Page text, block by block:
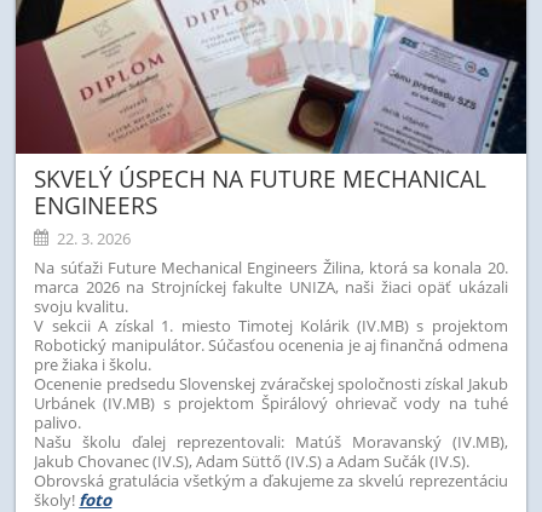
SKVELÝ ÚSPECH NA FUTURE MECHANICAL
ENGINEERS
22. 3. 2026
Na súťaži Future Mechanical Engineers Žilina, ktorá sa konala 20.
marca 2026 na Strojníckej fakulte UNIZA, naši žiaci opäť ukázali
svoju kvalitu.
V sekcii A získal 1. miesto Timotej Kolárik (IV.MB) s projektom
Robotický manipulátor. Súčasťou ocenenia je aj finančná odmena
pre žiaka i školu.
Ocenenie predsedu Slovenskej zváračskej spoločnosti získal Jakub
Urbánek (IV.MB) s projektom Špirálový ohrievač vody na tuhé
palivo.
Našu školu ďalej reprezentovali: Matúš Moravanský (IV.MB),
Jakub Chovanec (IV.S), Adam Süttő (IV.S) a Adam Sučák (IV.S).
Obrovská gratulácia všetkým a ďakujeme za skvelú reprezentáciu
školy! foto